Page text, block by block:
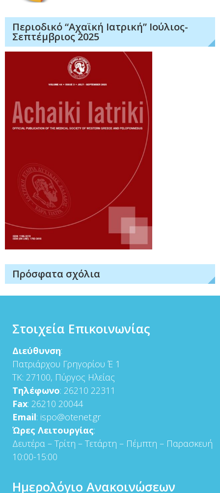
Περιοδικό “Αχαϊκή Ιατρική” Ιούλιος-
Σεπτέμβριος 2025
Πρόσφατα σχόλια
Στοιχεία Επικοινωνίας
Διεύθυνση:
Πατριάρχου Γρηγορίου Έ 1
ΤΚ: 27100, Πύργος Ηλείας
Τηλέφωνο: 26210 22311
Fax: 26210 20044
Email: ispo@otenet.gr
Ώρες Λειτουργίας:
Δευτέρα – Τρίτη – Τετάρτη – Πέμπτη – Παρασκευή
10:00-15:00
Ημερολόγιο Ανακοινώσεων